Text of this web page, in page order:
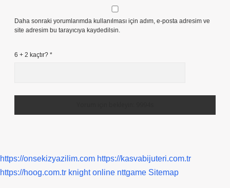
Daha sonraki yorumlarımda kullanılması için adım, e-posta adresim ve
site adresim bu tarayıcıya kaydedilsin.
6 + 2 kaçtır? *
https://onsekizyazilim.com https://kasvabijuteri.com.tr
https://hoog.com.tr knight online nttgame Sitemap